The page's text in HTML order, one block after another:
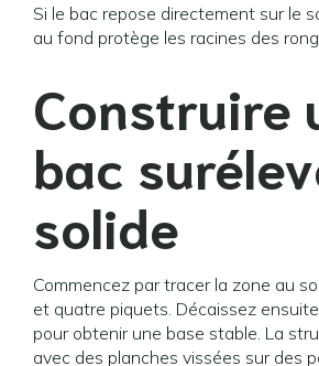
Si le bac repose directement sur le
au fond protège les racines des
Construire
bac
solide
Commencez par tracer la zone au
et quatre piquets. Décaissez
pour obtenir une base stable. La
avec des planches vissées sur des